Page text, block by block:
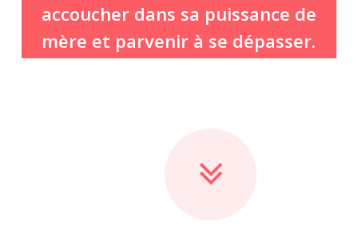
accoucher dans sa puissance de
mère et parvenir à se dépasser.